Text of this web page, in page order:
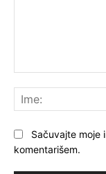
Sačuvajte moje
komentarišem.